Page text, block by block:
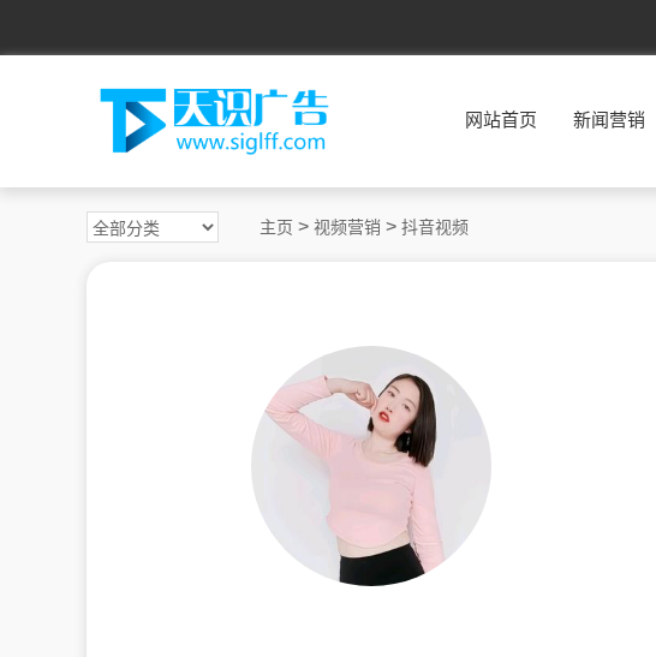
网站首页 新闻营销
主页 > 视频营销 > 抖音视频